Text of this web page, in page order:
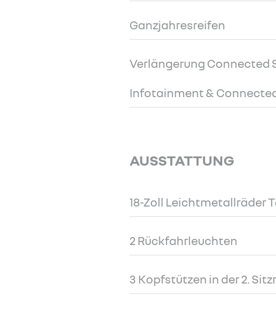
Ganzjahresreifen
Verlängerung Connected
Infotainment &
AUSSTATTUNG
18-Zoll Leichtmetallräder
2 Rückfahrleuchten
3 Kopfstützen in der 2.